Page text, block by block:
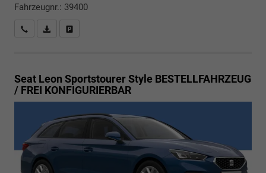
Fahrzeugnr.: 39400
Rückrufbitte absenden
PDF-Datei, Fahrzeugexposé drucken
Seat Leon SportstourerStyle BESTELLFAHRZEUG
/ FREI KONFIGURIERBAR